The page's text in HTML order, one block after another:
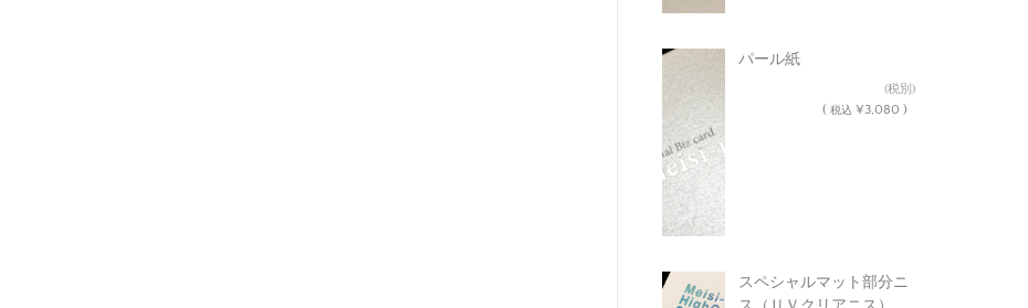
パール紙
(税別)
( 税込 ¥3,080 )
スペシャルマット部分ニ